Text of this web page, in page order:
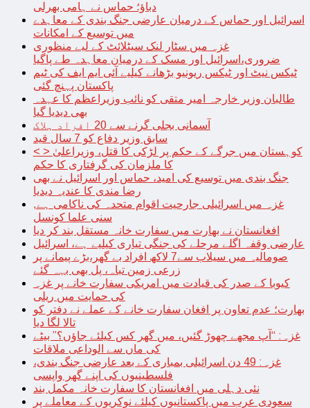
دباؤ؛ حماس نے ہامی بھرلی
اسرائیل اور حماس کے درمیان عارضی جنگ بندی کے معاہدے
میں توسیع کے امکانات
غزہ میں سٹار لنک سیٹلائٹ کے لیے منظوری
ضروری،اسرائیل اور مسک کے درمیان معاہدہ طے پاگیا
ٹیکس نیٹ اور ٹیکس ریونیو بڑھانے کیلیے آئی ایم ایف کی ٹیم
پاکستان پہنچ گئی
طالبان وزیر خارجہ امیر متقی کو نائب وزیراعظم کا عہدہ
بھی دیدیا گیا
آسمانی بجلی گرنے سے 20 افراد ہلاک
سابق وزیر دفاع کو 7 سال قید
< > کوہستان میں جرگے کے حکم پر لڑکی کا قتل، وزیراعلیٰ
کا ملزمان کی گرفتاری کا حکم
جنگ بندی میں توسیع کی امید، حماس اور اسرائیل نے بھی
رضا مندی کا عندیہ دیدیا
غزہ میں اسرائیلی جارحیت اقوام متحدہ کی ناکامی ہے,
سنی علما کونسل
افغانستان نے بھارت میں سفارت خانہ مستقل بند کر دیا
عارضی وقفہ اگلے مرحلے کی جنگی تیاری کیلیے ہے، اسرائیل
صومالیہ میں سیلاب سے7 لاکھ افراد بے گھر،بڑے پیمانے پر
زرعی زمین تباہ، پل بھی بہہ گئے
کیوبا کے صدر کی قیادت میں امریکی سفارت خانے پر غزہ
کی حمایت میں ریلی
بھارت؛ عدم تعاون پر افغان سفارت خانے کے عملے نے دفتر کو
تالا لگا دیا
غزہ: “آپ مجھے چھوڑ گئیں، میں گھر کس کیلئے جاؤں؟” بیٹے
کی ماں سے الوداعی ملاقات
غزہ: 49 دن اسرائیلی بمباری کے بعد عارضی جنگ بندی،
فلسطینیوں کی اپنے گھر واپسی
نئی دہلی میں افغانستان کا سفارت خانہ مکمل بند
سعودی عرب میں پاکستانیوں کیلئے نوکریوں کے معاملے پر